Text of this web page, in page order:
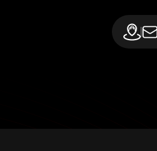
Find